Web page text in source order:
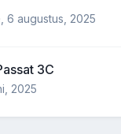
6 augustus, 2025
3C
2025